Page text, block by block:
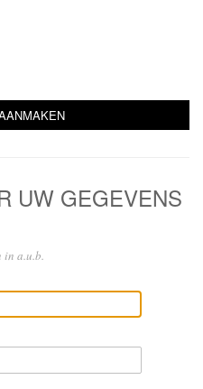
UW GEGEVENS
in a.u.b.